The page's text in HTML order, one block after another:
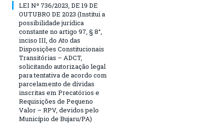
LEI Nº 736/2023, DE 19 DE
OUTUBRO DE 2023 (Institui a
possibilidade jurídica
constante no artigo 97, § 8°,
inciso III, do Ato das
Disposições Constitucionais
Transitórias – ADCT,
solicitando autorização legal
para tentativa de acordo com
parcelamento de dívidas
inscritas em Precatórios e
Requisições de Pequeno
Valor – RPV, devidos pelo
Município de Bujaru/PA)